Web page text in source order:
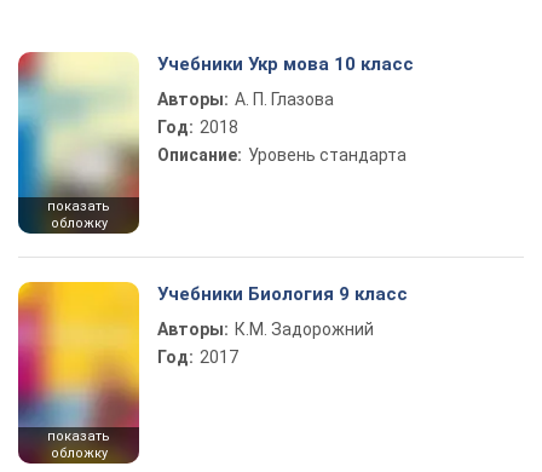
показать
обложку
Учебники Укр мова 10 класс
Авторы: А. П. Глазова
Год: 2018
Описание: Уровень стандарта
показать
обложку
Учебники Биология 9 класс
Авторы: К.М. Задорожний
Год: 2017